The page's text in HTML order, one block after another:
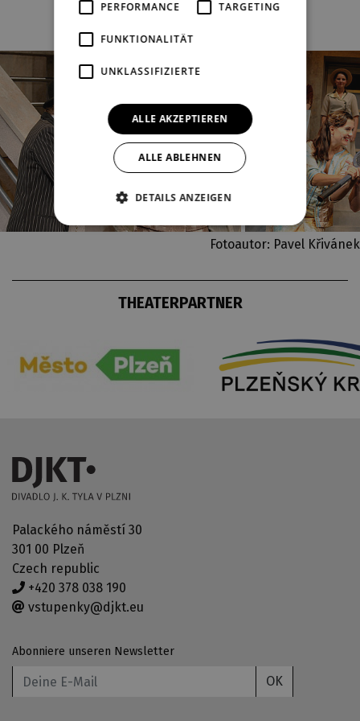
Fotoautor: Pavel Křivánek
THEATERPARTNER
Palackého náměstí 30
301 00 Plzeň
Czech republic
+420 378 038 190
vstupenky@djkt.eu
Abonniere unseren Newsletter
OK
PERFORMANCE TARGETING
FUNKTIONALITÄT
UNKLASSIFIZIERTE
ALLE AKZEPTIEREN
ALLE ABLEHNEN
DETAILS ANZEIGEN